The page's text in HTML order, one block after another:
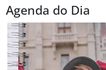
Agenda do Dia